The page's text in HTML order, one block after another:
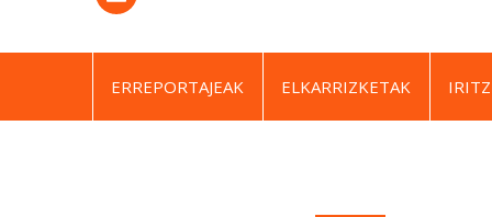
ERREPORTAJEAK ELKARRIZKETAK